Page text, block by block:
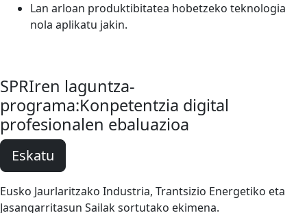
Lan arloan produktibitatea hobetzeko teknologia
nola aplikatu jakin.
SPRIren laguntza-
programa:Konpetentzia digital
profesionalen ebaluazioa
Eskatu
Eusko Jaurlaritzako Industria, Trantsizio Energetiko eta
Jasangarritasun Sailak sortutako ekimena.